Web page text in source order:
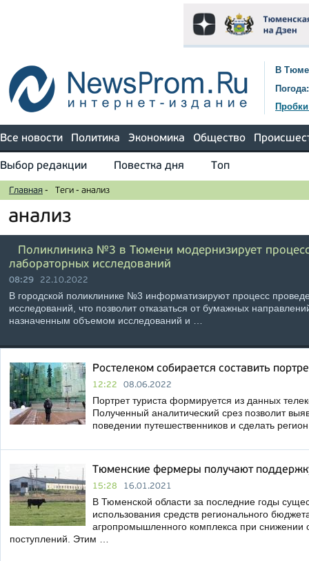
В
Погода:
Все новости Политика Экономика Общество
Выбор редакции Повестка дня Топ
Главная - Теги - анализ
анализ
Поликлиника №3 в Тюмени модернизирует
лабораторных исследований
08:29 22.10.2022
В городской поликлинике №3 информатизируют процесс
исследований, что позволит отказаться от бумажных
назначенным объемом исследований и …
Ростелеком собирается составить
12:22 08.06.2022
Портрет туриста формируется из данных
Полученный аналитический срез позволит
поведении путешественников и сделать
Тюменские фермеры получают
15:28 16.01.2021
В Тюменской области за последние годы
использования средств регионального
агропромышленного комплекса при
поступлений. Этим …